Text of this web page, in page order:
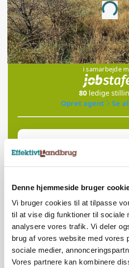
Denne hjemmeside bruger
Vi bruger cookies til at tilpasse
til at vise dig funktioner til sociale
analysere vores trafik. Vi deler
brug af vores website med vores
sociale medier,
Vores partnere kan kombinere
Loading...
Jobs
i samarbejde
80 ledige
Opret agent
Se
Trainee placement
Grise
6950, Ringkøbing
Rørlægger / håndmand
dræn/
Kloak